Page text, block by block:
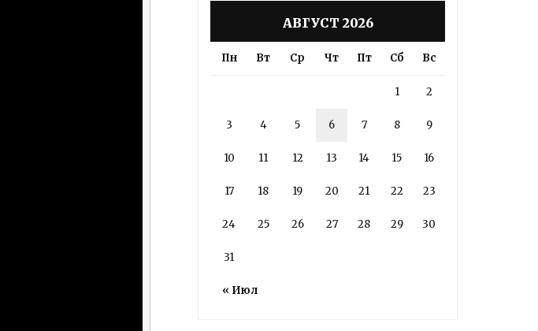
АВГУСТ 2026
Пн Вт Ср Чт Пт Сб Вс
« Июл
1 2
3 4 5 6 7 8 9
10 11 12 13 14 15 16
17 18 19 20 21 22 23
24 25 26 27 28 29 30
31
здания колледжа
радиоэлектроники
им. Яблочкова СГУ
Здание построено в 1900 году